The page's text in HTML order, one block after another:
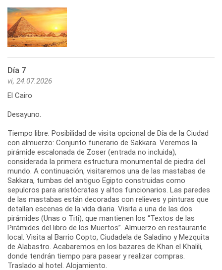
Día 7
vi, 24.07.2026
El Cairo
Desayuno.
Tiempo libre. Posibilidad de visita opcional de Día de la Ciudad
con almuerzo: Conjunto funerario de Sakkara. Veremos la
pirámide escalonada de Zoser (entrada no incluida),
considerada la primera estructura monumental de piedra del
mundo. A continuación, visitaremos una de las mastabas de
Sakkara, tumbas del antiguo Egipto construidas como
sepulcros para aristócratas y altos funcionarios. Las paredes
de las mastabas están decoradas con relieves y pinturas que
detallan escenas de la vida diaria. Visita a una de las dos
pirámides (Unas o Titi), que mantienen los “Textos de las
Pirámides del libro de los Muertos”. Almuerzo en restaurante
local. Visita al Barrio Copto, Ciudadela de Saladino y Mezquita
de Alabastro. Acabaremos en los bazares de Khan el Khalili,
donde tendrán tiempo para pasear y realizar compras.
Traslado al hotel. Alojamiento.